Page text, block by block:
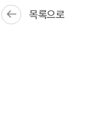
조로
목록으로